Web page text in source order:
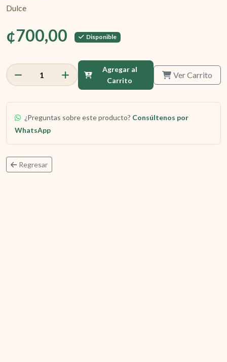
Dulce
¢700,00 Disponible
1
Agregar al
Carrito
Ver Carrito
¿Preguntas sobre este producto? Consúltenos por
WhatsApp
Regresar